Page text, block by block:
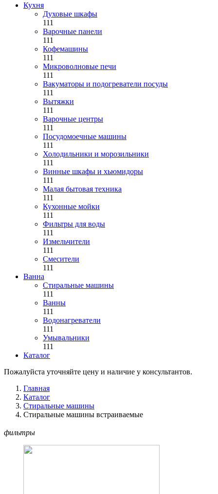
Кухня
Духовые шкафы
111
Варочные панели
111
Кофемашины
111
Микроволновые печи
111
Вакуматоры и подогреватели посуды
111
Вытяжки
111
Варочные центры
111
Посудомоечные машины
111
Холодильники и морозильники
111
Винные шкафы и хьюмидоры
111
Малая бытовая техника
111
Кухонные мойки
111
Фильтры для воды
111
Измельчители
111
Смесители
111
Ванна
Стиральные машины
111
Ванны
111
Водонагреватели
111
Умывальники
111
Каталог
Пожалуйста уточняйте цену и наличие у консультантов.
Главная
Каталог
Стиральные машины
Стиральные машины встраиваемые
фильтры